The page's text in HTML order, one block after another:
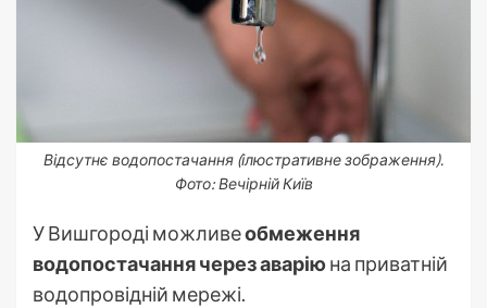
Відсутнє водопостачання (ілюстративне зображення).
Фото: Вечірній Київ
У Вишгороді можливеобмеження
водопостачання через аварію на приватній
водопровідній мережі.